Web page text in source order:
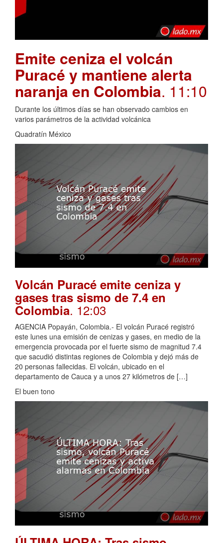
Emite ceniza el volcán
Puracé y mantiene alerta
naranja en Colombia. 11:10
Durante los últimos días se han observado cambios en
varios parámetros de la actividad volcánica
Quadratín México
Volcán Puracé emite ceniza y
gases tras sismo de 7.4 en
Colombia. 12:03
AGENCIA Popayán, Colombia.- El volcán Puracé registró
este lunes una emisión de cenizas y gases, en medio de la
emergencia provocada por el fuerte sismo de magnitud 7.4
que sacudió distintas regiones de Colombia y dejó más de
20 personas fallecidas. El volcán, ubicado en el
departamento de Cauca y a unos 27 kilómetros de […]
El buen tono